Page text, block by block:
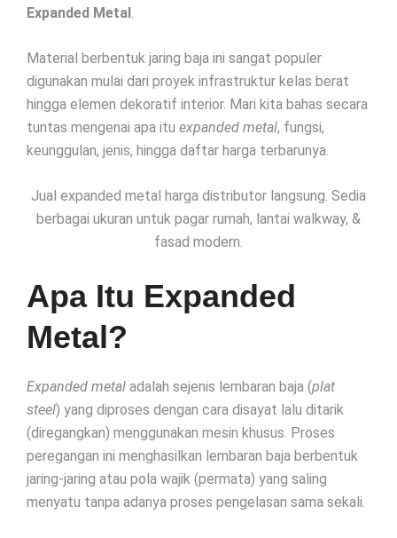
Expanded Metal.
Material berbentuk jaring baja ini sangat populer
digunakan mulai dari proyek infrastruktur kelas berat
hingga elemen dekoratif interior. Mari kita bahas secara
tuntas mengenai apa itu expanded metal, fungsi,
keunggulan, jenis, hingga daftar harga terbarunya.
Jual expanded metal harga distributor langsung. Sedia
berbagai ukuran untuk pagar rumah, lantai walkway, &
fasad modern.
Apa Itu Expanded
Metal?
Expanded metal adalah sejenis lembaran baja (plat
steel) yang diproses dengan cara disayat lalu ditarik
(diregangkan) menggunakan mesin khusus. Proses
peregangan ini menghasilkan lembaran baja berbentuk
jaring-jaring atau pola wajik (permata) yang saling
menyatu tanpa adanya proses pengelasan sama sekali.